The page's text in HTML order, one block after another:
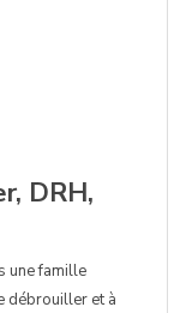
DRH,
une famille
débrouiller et à